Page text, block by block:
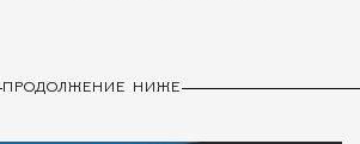
ПРОДОЛЖЕНИЕ НИЖЕ